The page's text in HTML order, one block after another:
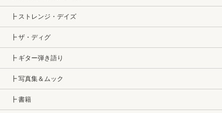
┣ ストレンジ・デイズ
┣ ザ・ディグ
┣ ギター弾き語り
┣ 写真集＆ムック
┣ 書籍